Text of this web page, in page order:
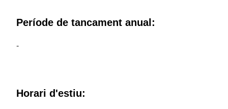
Període de tancament anual:
-
Horari d'estiu: